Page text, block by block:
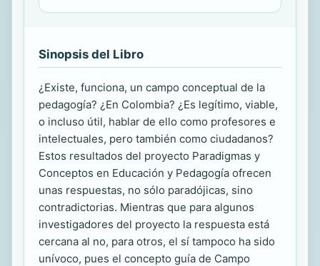
Sinopsis del Libro
¿Existe, funciona, un campo conceptual de la
pedagogía? ¿En Colombia? ¿Es legítimo, viable,
o incluso útil, hablar de ello como profesores e
intelectuales, pero también como ciudadanos?
Estos resultados del proyecto Paradigmas y
Conceptos en Educación y Pedagogía ofrecen
unas respuestas, no sólo paradójicas, sino
contradictorias. Mientras que para algunos
investigadores del proyecto la respuesta está
cercana al no, para otros, el sí tampoco ha sido
unívoco, pues el concepto guía de Campo